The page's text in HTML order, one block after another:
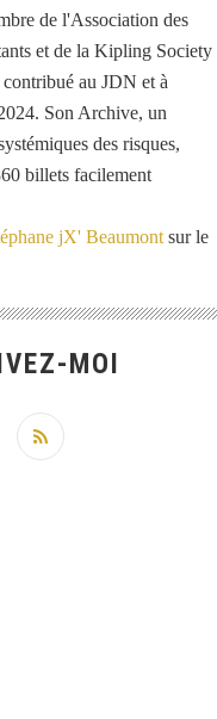
de l'Association des
et de la Kipling Society
au JDN et à
Son Archive, un
des risques,
billets facilement
jX' Beaumont sur le
MOI